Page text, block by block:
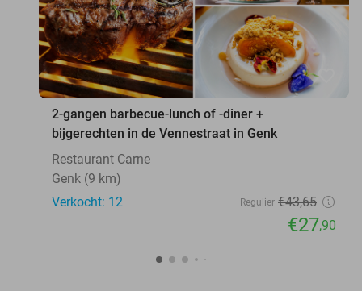
favorite_border
2-gangen barbecue-lunch of -diner +
bijgerechten in de Vennestraat in Genk
Restaurant Carne
Genk (9 km)
Verkocht: 12
Regulier €43,65
€27,90